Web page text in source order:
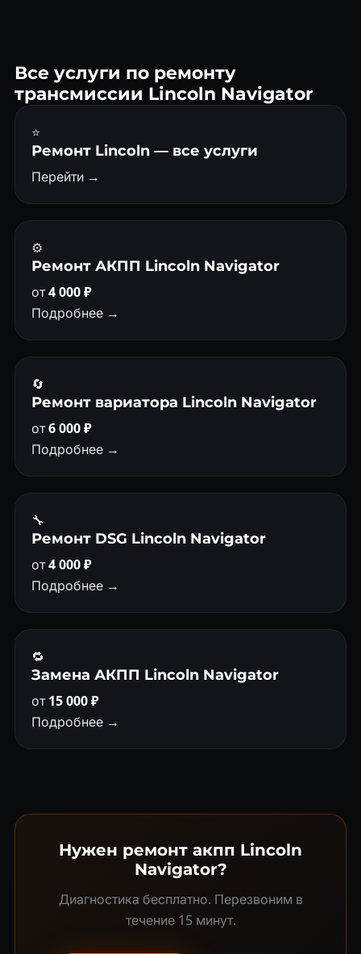
Все услуги по ремонту
трансмиссии Lincoln Navigator
⭐
Ремонт Lincoln — все услуги
Перейти →
⚙️
Ремонт АКПП Lincoln Navigator
от4 000 ₽
Подробнее →
🔄
Ремонт вариатора Lincoln Navigator
от6 000 ₽
Подробнее →
🔧
Ремонт DSG Lincoln Navigator
от4 000 ₽
Подробнее →
🔁
Замена АКПП Lincoln Navigator
от15 000 ₽
Подробнее →
Нужен ремонт акпп Lincoln
Navigator?
Диагностика бесплатно. Перезвоним в
течение 15 минут.